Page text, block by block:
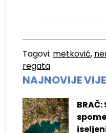
Tagovi: metković,
regata
NAJNOVIJE